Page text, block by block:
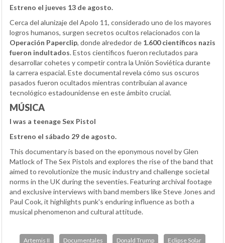
Estreno el jueves 13 de agosto.
Cerca del alunizaje del Apolo 11, considerado uno de los mayores
logros humanos, surgen secretos ocultos relacionados con la
Operación Paperclip, donde alrededor de 1.600 científicos nazis
fueron indultados. Estos científicos fueron reclutados para
desarrollar cohetes y competir contra la Unión Soviética durante
la carrera espacial. Este documental revela cómo sus oscuros
pasados fueron ocultados mientras contribuían al avance
tecnológico estadounidense en este ámbito crucial.
MÚSICA
I was a teenage Sex Pistol
Estreno el sábado 29 de agosto.
This documentary is based on the eponymous novel by Glen
Matlock of The Sex Pistols and explores the rise of the band that
aimed to revolutionize the music industry and challenge societal
norms in the UK during the seventies. Featuring archival footage
and exclusive interviews with band members like Steve Jones and
Paul Cook, it highlights punk's enduring influence as both a
musical phenomenon and cultural attitude.
Artemis II Documentales Donald Trump Eclipse Solar